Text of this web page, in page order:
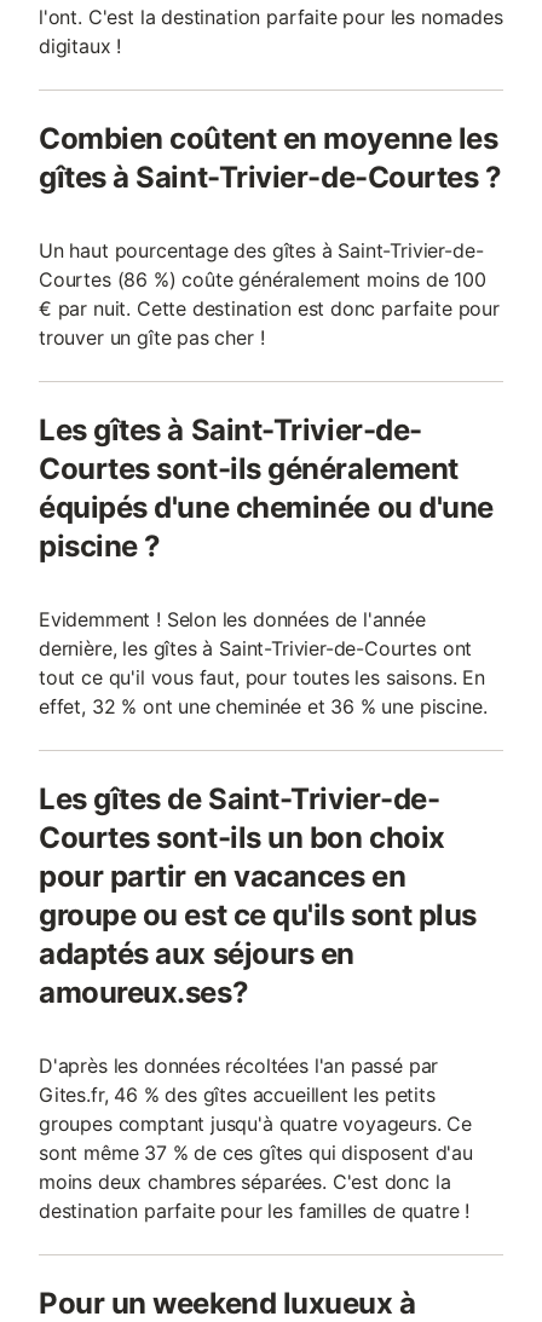
l'ont. C'est la destination parfaite pour les nomades
digitaux !
Combien coûtent en moyenne les
gîtes à Saint-Trivier-de-Courtes ?
Un haut pourcentage des gîtes à Saint-Trivier-de-
Courtes (86 %) coûte généralement moins de 100
€ par nuit. Cette destination est donc parfaite pour
trouver un gîte pas cher !
Les gîtes à Saint-Trivier-de-
Courtes sont-ils généralement
équipés d'une cheminée ou d'une
piscine ?
Evidemment ! Selon les données de l'année
dernière, les gîtes à Saint-Trivier-de-Courtes ont
tout ce qu'il vous faut, pour toutes les saisons. En
effet, 32 % ont une cheminée et 36 % une piscine.
Les gîtes de Saint-Trivier-de-
Courtes sont-ils un bon choix
pour partir en vacances en
groupe ou est ce qu'ils sont plus
adaptés aux séjours en
amoureux.ses?
D'après les données récoltées l'an passé par
Gites.fr, 46 % des gîtes accueillent les petits
groupes comptant jusqu'à quatre voyageurs. Ce
sont même 37 % de ces gîtes qui disposent d'au
moins deux chambres séparées. C'est donc la
destination parfaite pour les familles de quatre !
Pour un weekend luxueux à